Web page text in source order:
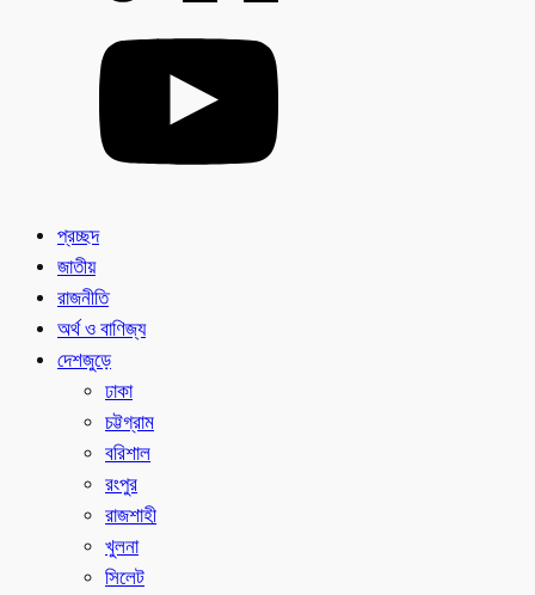
প্রচ্ছদ
জাতীয়
রাজনীতি
অর্থ ও বাণিজ্য
দেশজুড়ে
ঢাকা
চট্টগ্রাম
বরিশাল
রংপুর
রাজশাহী
খুলনা
সিলেট